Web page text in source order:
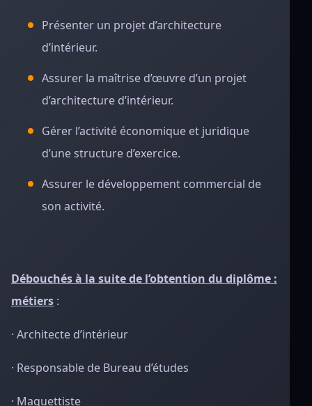
Présenter un projet d’architecture
d’intérieur.
Assurer la maîtrise d’œuvre d’un projet
d’architecture d’intérieur.
Gérer l’activité économique et juridique
d’une structure d’exercice.
Assurer le développement commercial de
son activité.
Débouchés à la suite de l’obtention du diplôme :
métiers :
· Architecte d’intérieur
· Responsable de Bureau d’études
· Maquettiste